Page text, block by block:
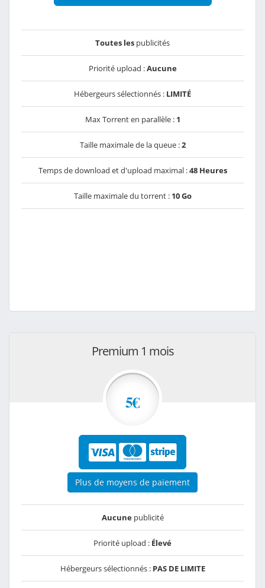
Toutes les publicités
Priorité upload :Aucune
Hébergeurs sélectionnés : LIMITÉ
Max Torrent en parallèle : 1
Taille maximale de la queue :2
Temps de download et d'upload maximal :48 Heures
Taille maximale du torrent : 10 Go
Premium 1 mois
5€
Plus de moyens de paiement
Aucunepublicité
Priorité upload : Élevé
Hébergeurs sélectionnés : PAS DE LIMITE